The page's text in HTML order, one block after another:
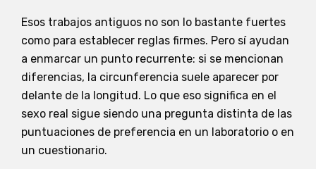
Esos trabajos antiguos no son lo bastante fuertes
como para establecer reglas firmes. Pero sí ayudan
a enmarcar un punto recurrente: si se mencionan
diferencias, la circunferencia suele aparecer por
delante de la longitud. Lo que eso significa en el
sexo real sigue siendo una pregunta distinta de las
puntuaciones de preferencia en un laboratorio o en
un cuestionario.